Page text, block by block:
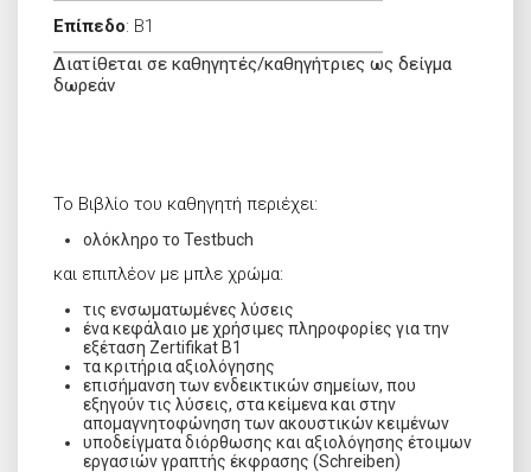
Επίπεδο: B1
Διατίθεται σε καθηγητές/καθηγήτριες ως δείγμα
δωρεάν
Το Βιβλίο του καθηγητή περιέχει:
ολόκληρο το Testbuch
και επιπλέον με μπλε χρώμα:
τις ενσωματωμένες λύσεις
ένα κεφάλαιο με χρήσιμες πληροφορίες για την
εξέταση Zertifikat B1
τα κριτήρια αξιολόγησης
επισήμανση των ενδεικτικών σημείων, που
εξηγούν τις λύσεις, στα κείμενα και στην
απομαγνητοφώνηση των ακουστικών κειμένων
υποδείγματα διόρθωσης και αξιολόγησης έτοιμων
εργασιών γραπτής έκφρασης (Schreiben)